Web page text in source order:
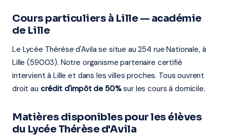
Cours particuliers à Lille — académie
de Lille
Le Lycée Thérèse d'Avila se situe au 254 rue Nationale, à
Lille (59003). Notre organisme partenaire certifié
intervient à Lille et dans les villes proches. Tous ouvrent
droit au crédit d'impôt de 50%sur les cours à domicile.
Matières disponibles pour les élèves
du Lycée Thérèse d'Avila